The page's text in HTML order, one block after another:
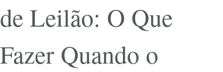
de Leilão: O Que
Fazer Quando o